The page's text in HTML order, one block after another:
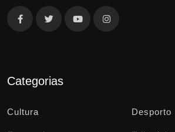
Categorias
Cultura Desporto